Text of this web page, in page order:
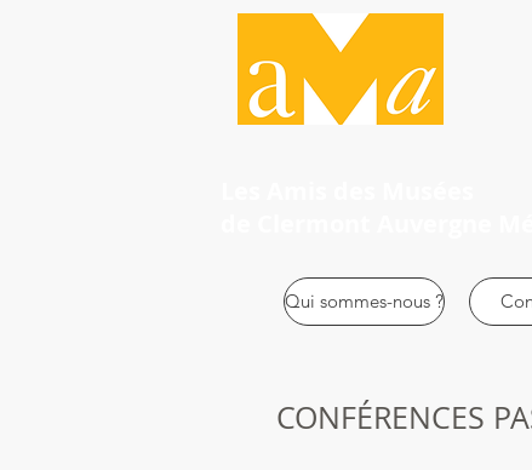
Qui sommes-nous ?
CONFÉRENCES